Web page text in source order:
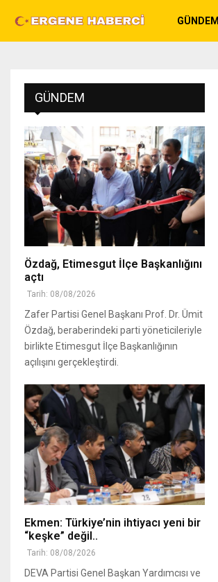
GÜNDEM
GÜNDEM
Özdağ, Etimesgut İlçe Başkanlığını
açtı
Tarih: 08/08/2026
Zafer Partisi Genel Başkanı Prof. Dr. Ümit
Özdağ, beraberindeki parti yöneticileriyle
birlikte Etimesgut İlçe Başkanlığının
açılışını gerçekleştirdi.
Ekmen: Türkiye’nin ihtiyacı yeni bir
“keşke” değil..
Tarih: 08/08/2026
DEVA Partisi Genel Başkan Yardımcısı ve